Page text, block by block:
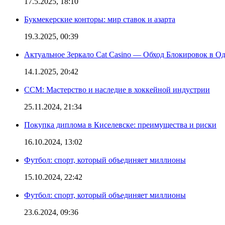
Букмекерские конторы: мир ставок и азарта
19.3.2025, 00:39
Актуальное Зеркало Cat Casino — Обход Блокировок в
14.1.2025, 20:42
CCM: Мастерство и наследие в хоккейной индустрии
25.11.2024, 21:34
Покупка диплома в Киселевске: преимущества и риски
16.10.2024, 13:02
Футбол: спорт, который объединяет миллионы
15.10.2024, 22:42
Футбол: спорт, который объединяет миллионы
23.6.2024, 09:36